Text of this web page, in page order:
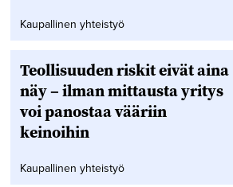
Kaupallinen yhteistyö
Teollisuuden riskit eivät aina
näy – ilman mittausta yritys
voi panostaa vääriin
keinoihin
Kaupallinen yhteistyö